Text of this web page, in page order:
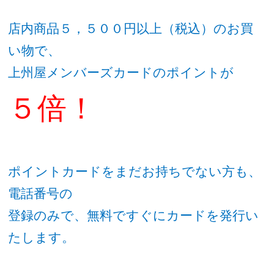
店内商品５，５００円以上（税込）のお買
い物で、
上州屋メンバーズカードのポイントが
５倍！
ポイントカードをまだお持ちでない方も、
電話番号の
登録のみで、無料ですぐにカードを発行い
たします。